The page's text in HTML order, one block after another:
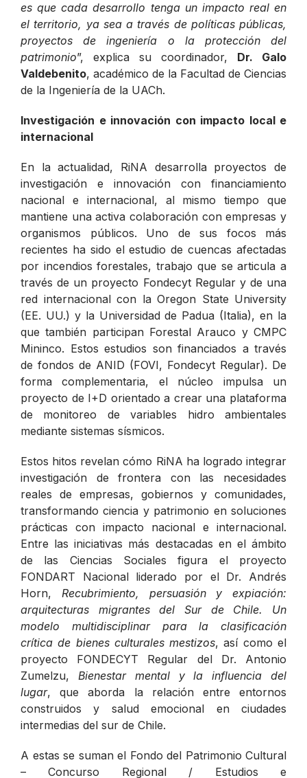
es que cada desarrollo tenga un impacto real en
el territorio, ya sea a través de políticas públicas,
proyectos de ingeniería o la protección del
patrimonio”, explica su coordinador, Dr. Galo
Valdebenito, académico de la Facultad de Ciencias
de la Ingeniería de la UACh.
Investigación e innovación con impacto local e
internacional
En la actualidad, RiNA desarrolla proyectos de
investigación e innovación con financiamiento
nacional e internacional, al mismo tiempo que
mantiene una activa colaboración con empresas y
organismos públicos. Uno de sus focos más
recientes ha sido el estudio de cuencas afectadas
por incendios forestales, trabajo que se articula a
través de un proyecto Fondecyt Regular y de una
red internacional con la Oregon State University
(EE. UU.) y la Universidad de Padua (Italia), en la
que también participan Forestal Arauco y CMPC
Mininco. Estos estudios son financiados a través
de fondos de ANID (FOVI, Fondecyt Regular). De
forma complementaria, el núcleo impulsa un
proyecto de I+D orientado a crear una plataforma
de monitoreo de variables hidro ambientales
mediante sistemas sísmicos.
Estos hitos revelan cómo RiNA ha logrado integrar
investigación de frontera con las necesidades
reales de empresas, gobiernos y comunidades,
transformando ciencia y patrimonio en soluciones
prácticas con impacto nacional e internacional.
Entre las iniciativas más destacadas en el ámbito
de las Ciencias Sociales figura el proyecto
FONDART Nacional liderado por el Dr. Andrés
Horn, Recubrimiento, persuasión y expiación:
arquitecturas migrantes del Sur de Chile. Un
modelo multidisciplinar para la clasificación
crítica de bienes culturales mestizos, así como el
proyecto FONDECYT Regular del Dr. Antonio
Zumelzu, Bienestar mental y la influencia del
lugar, que aborda la relación entre entornos
construidos y salud emocional en ciudades
intermedias del sur de Chile.
A estas se suman el Fondo del Patrimonio Cultural
– Concurso Regional / Estudios e